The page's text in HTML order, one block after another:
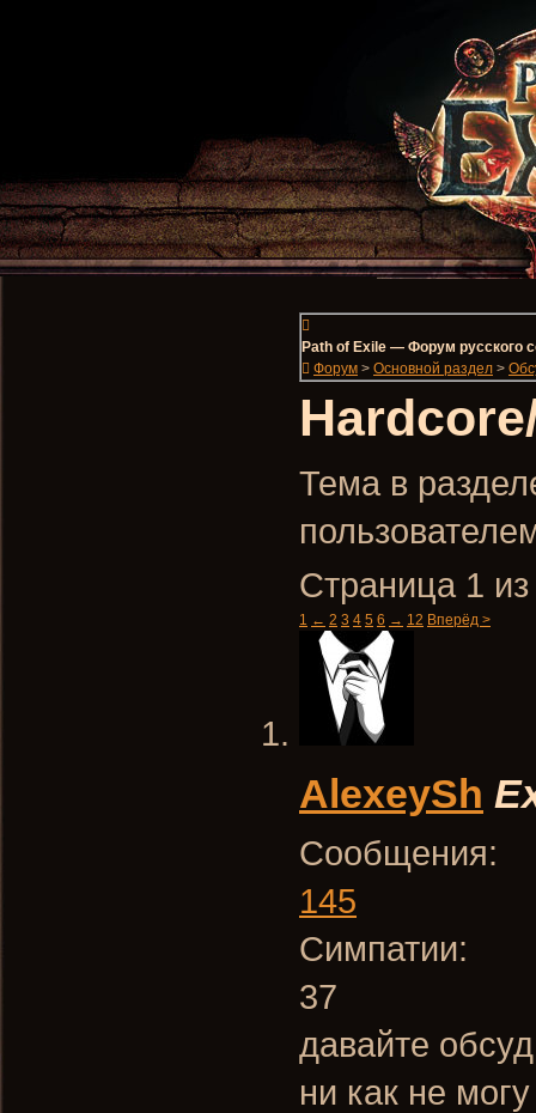
Path of Exile — Форум русского
Форум > Основной раздел >
Тема в
Страница 1
1 ← 2 3 4 5 6 → 12 Вперёд >
AlexeySh
Сообщения:
145
Симпатии:
37
давайте
ни как не